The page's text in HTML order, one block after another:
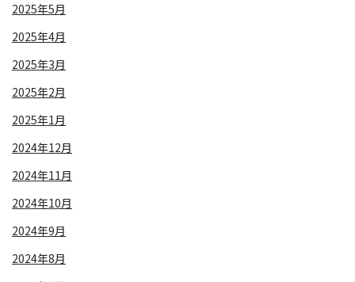
2025年5月
2025年4月
2025年3月
2025年2月
2025年1月
2024年12月
2024年11月
2024年10月
2024年9月
2024年8月